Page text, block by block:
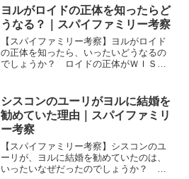
ドノバン・デズモンドは特に動きはとっ
ていないのでしょうか？
ヨルがロイドの正体を知ったらど
うなる？｜スパイファミリー考察
【スパイファミリー考察】ヨルがロイド
の正体を知ったら、いったいどうなるの
でしょうか？ ロイドの正体がＷＩＳＥ
ら… いったいどうなるのでしょう？
シスコンのユーリがヨルに結婚を
勧めていた理由｜スパイファミリ
ー考察
【スパイファミリー考察】シスコンのユ
ーリが、ヨルに結婚を勧めていたのは、
いったいなぜだったのでしょうか？ ユ